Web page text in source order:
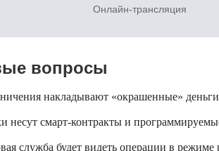
Онлайн-трансляция
вопросы
накладывают «окрашенные»
несут смарт-контракты и
служба будет видеть операции в режиме